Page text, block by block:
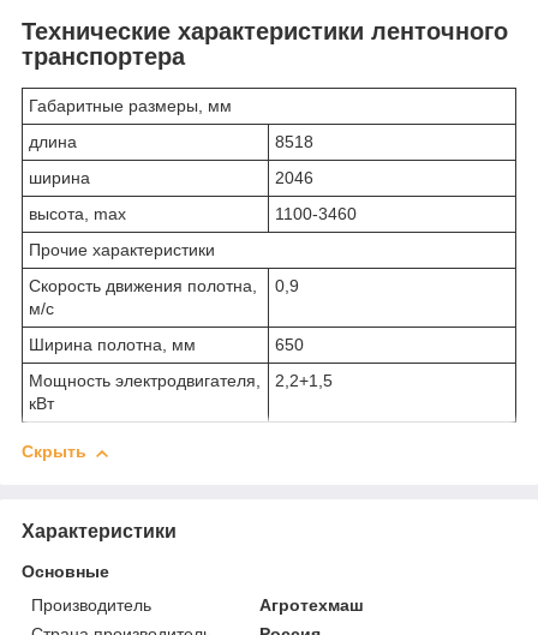
Технические характеристики ленточного
транспортера
Габаритные размеры, мм
длина
8518
ширина
2046
высота, max
1100-3460
Прочие характеристики
Скорость движения полотна,
м/с
0,9
Ширина полотна, мм
650
Мощность электродвигателя,
кВт
2,2+1,5
Скрыть
Характеристики
Основные
Производитель
Агротехмаш